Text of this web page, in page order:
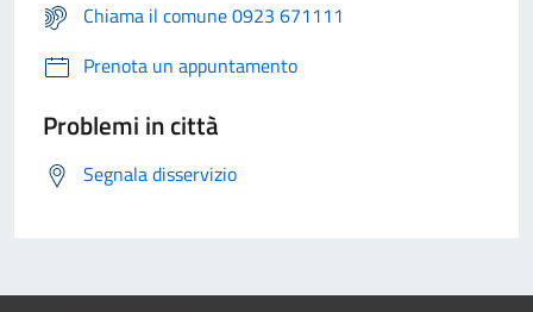
Chiama il comune 0923 671111
Prenota un appuntamento
Problemi in città
Segnala disservizio